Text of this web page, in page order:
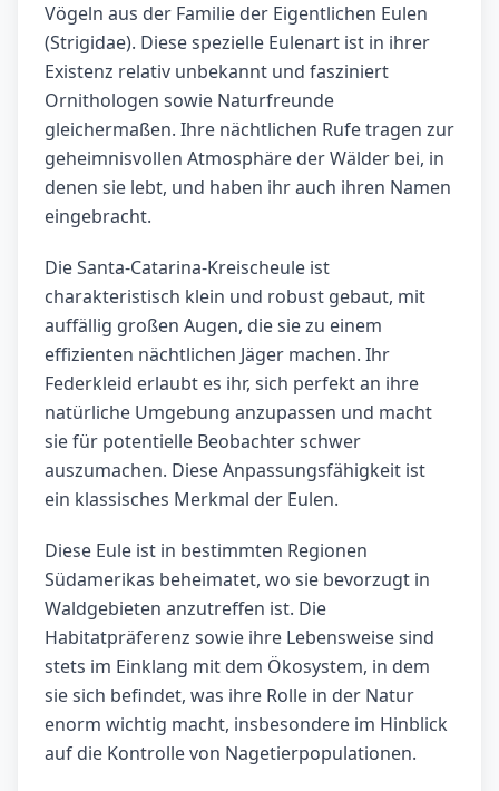
Vögeln aus der Familie der Eigentlichen Eulen
(Strigidae). Diese spezielle Eulenart ist in ihrer
Existenz relativ unbekannt und fasziniert
Ornithologen sowie Naturfreunde
gleichermaßen. Ihre nächtlichen Rufe tragen zur
geheimnisvollen Atmosphäre der Wälder bei, in
denen sie lebt, und haben ihr auch ihren Namen
eingebracht.
Die Santa-Catarina-Kreischeule ist
charakteristisch klein und robust gebaut, mit
auffällig großen Augen, die sie zu einem
effizienten nächtlichen Jäger machen. Ihr
Federkleid erlaubt es ihr, sich perfekt an ihre
natürliche Umgebung anzupassen und macht
sie für potentielle Beobachter schwer
auszumachen. Diese Anpassungsfähigkeit ist
ein klassisches Merkmal der Eulen.
Diese Eule ist in bestimmten Regionen
Südamerikas beheimatet, wo sie bevorzugt in
Waldgebieten anzutreffen ist. Die
Habitatpräferenz sowie ihre Lebensweise sind
stets im Einklang mit dem Ökosystem, in dem
sie sich befindet, was ihre Rolle in der Natur
enorm wichtig macht, insbesondere im Hinblick
auf die Kontrolle von Nagetierpopulationen.